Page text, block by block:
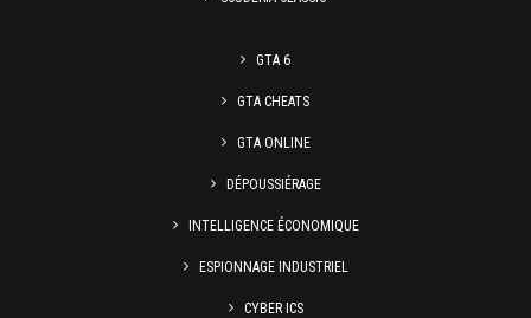
GTA 6
GTA CHEATS
GTA ONLINE
DÉPOUSSIÉRAGE
INTELLIGENCE ÉCONOMIQUE
ESPIONNAGE INDUSTRIEL
CYBER ICS